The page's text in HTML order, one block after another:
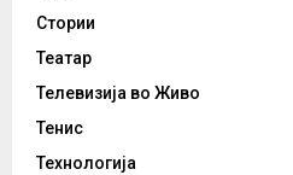
Стории
Театар
Телевизија во Живо
Тенис
Технологија